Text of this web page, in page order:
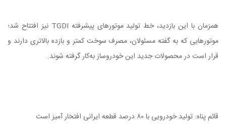
همزمان با این بازدید، خط تولید موتورهای پیشرفته TGDI نیز افتتاح شد؛
موتورهایی که به گفته مسئولان، مصرف سوخت کمتر و بازده بالاتری دارند و
قرار است در محصولات جدید این خودروساز به‌کار گرفته شوند.
قائم پناه: تولید خودرویی با ۸۰ درصد قطعه ایرانی افتخار آمیز است